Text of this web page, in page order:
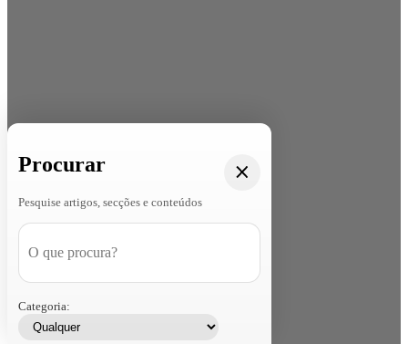
Procurar
Pesquise artigos, secções e conteúdos
Categoria: